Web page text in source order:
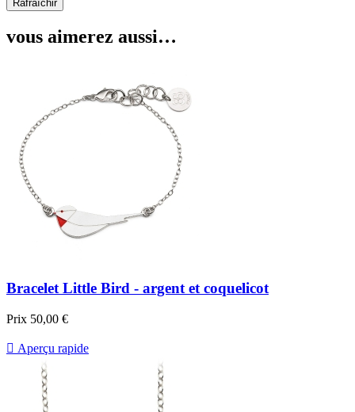
vous aimerez aussi…
Bracelet Little Bird - argent et coquelicot
Prix 50,00 €
 Aperçu rapide